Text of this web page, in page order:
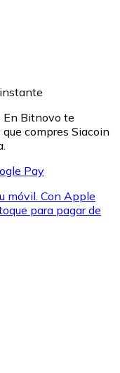
en tu tienda más
En Bitnovo te
compres Siacoin
Pay
móvil. Con Apple
para pagar de